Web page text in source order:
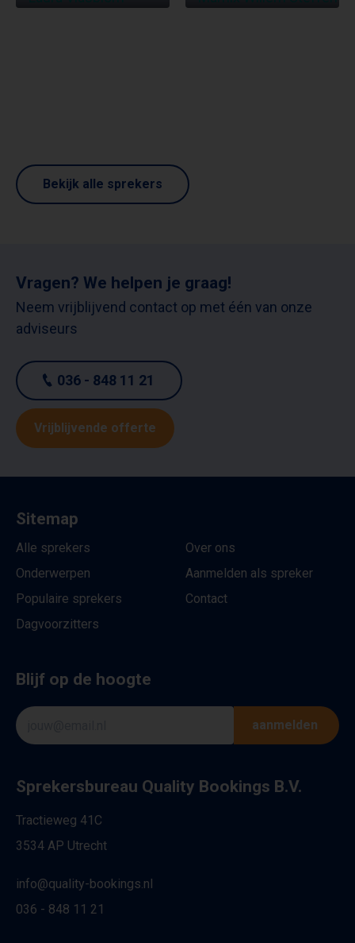
Bekijk alle sprekers
Vragen? We helpen je graag!
Neem vrijblijvend contact op met één van onze
adviseurs
036 - 848 11 21
Vrijblijvende offerte
Sitemap
Alle sprekers
Onderwerpen
Populaire sprekers
Dagvoorzitters
Over ons
Aanmelden als spreker
Contact
Blijf op de hoogte
aanmelden
Sprekersbureau Quality Bookings B.V.
Tractieweg 41C
3534 AP Utrecht
info@quality-bookings.nl
036 - 848 11 21